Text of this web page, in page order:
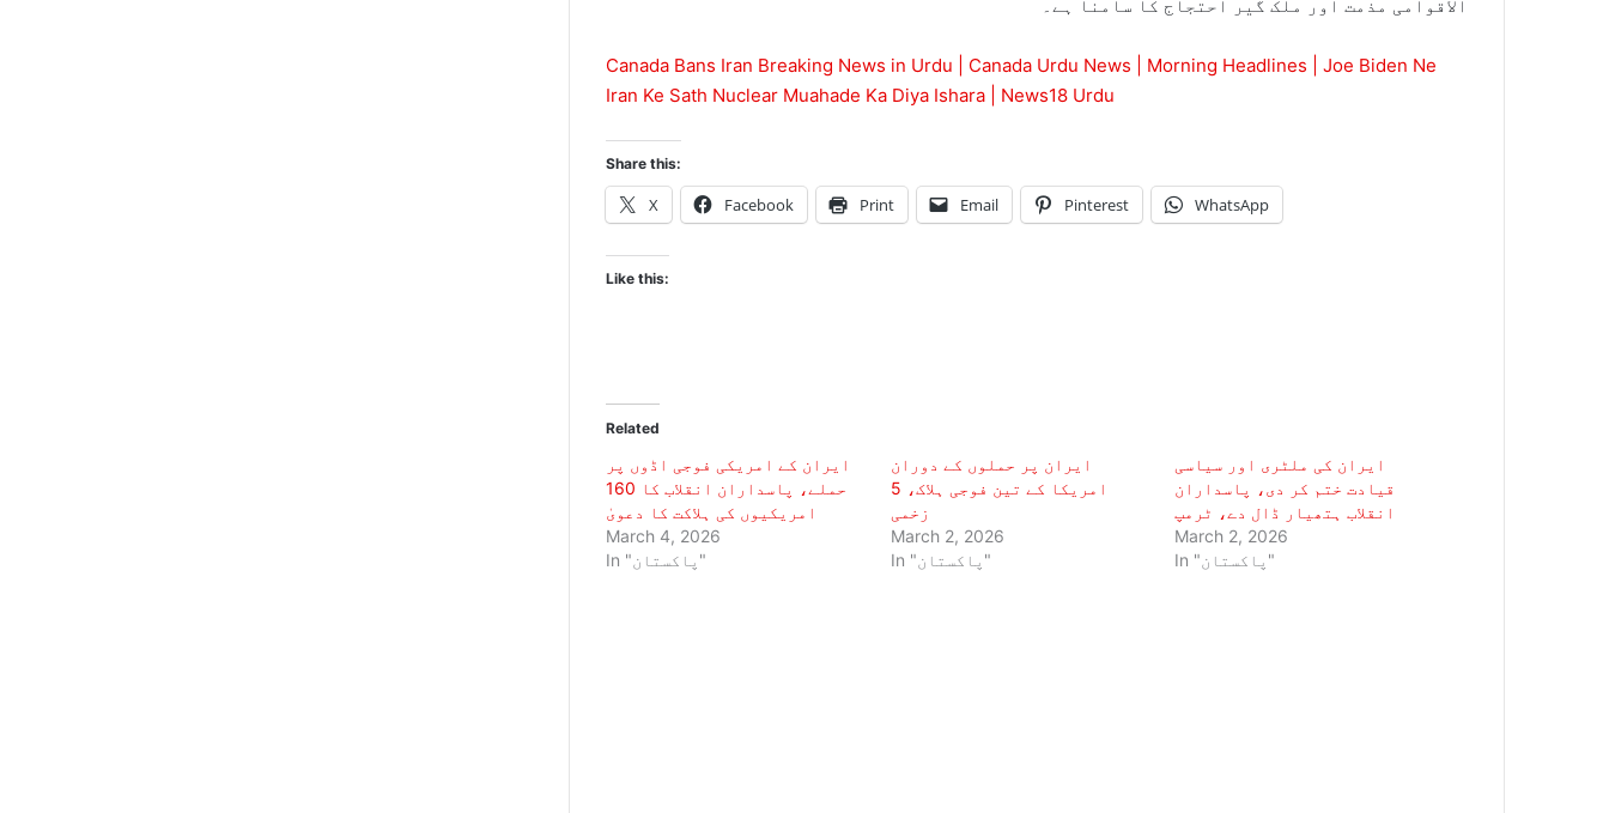
الاقوامی مذمت اور ملک گیر احتجاج کا سامنا ہے۔
Canada Bans Iran Breaking News in Urdu | Canada Urdu News | Morning Headlines | Joe Biden Ne
Iran Ke Sath Nuclear Muahade Ka Diya Ishara | News18 Urdu
Share this:
X Facebook Print Email Pinterest WhatsApp
Like this:
Related
ایران کے امریکی فوجی اڈوں پر
حملے، پاسداران انقلاب کا 160
امریکیوں کی ہلاکت کا دعویٰ
March 4, 2026
In "پاکستان"
ایران پر حملوں کے دوران
امریکا کے تین فوجی ہلاک، 5
زخمی
March 2, 2026
In "پاکستان"
ایران کی ملٹری اور سیاسی
قیادت ختم کر دی، پاسداران
انقلاب ہتھیار ڈال دے، ٹرمپ
March 2, 2026
In "پاکستان"